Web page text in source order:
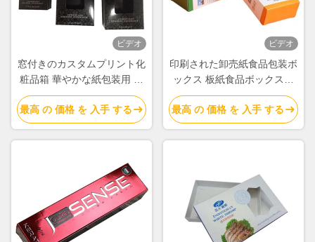
ビデオ
窓付きのカスタムプリント化
粧品箱 華やかな紙包装用 ホ
ットフォイルのロゴで 美容
とスキンケア製品
最高 の 価格 を 入手 する
ビデオ
印刷された卸売紙食品包装ボ
ックス 板紙食品ボックスサ
プライヤー
最高 の 価格 を 入手 する